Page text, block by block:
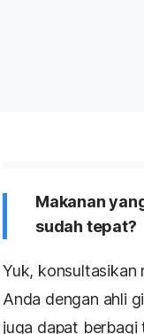
Makanan
sudah tepat?
Yuk, konsultasikan
Anda dengan ahli
juga dapat berbagi